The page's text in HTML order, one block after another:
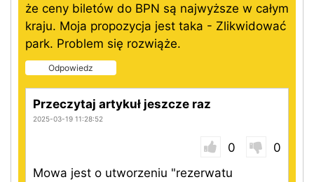
że ceny biletów do BPN są najwyższe w całym
kraju. Moja propozycja jest taka - Zlikwidować
park. Problem się rozwiąże.
Odpowiedz
Przeczytaj artykuł jeszcze raz
2025-03-19 11:28:52
0
0
Mowa jest o utworzeniu "rezerwatu